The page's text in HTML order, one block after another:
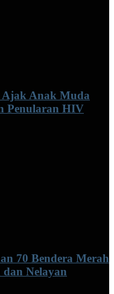
Ajak Anak Muda
Penularan HIV
70 Bendera Merah
Nelayan